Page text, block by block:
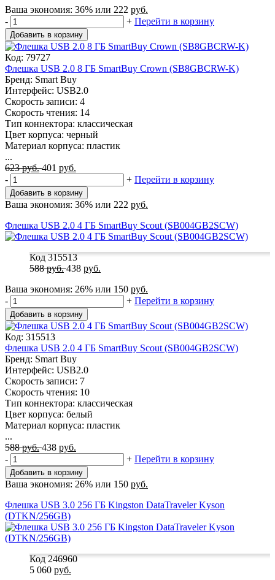
Ваша экономия: 36% или 222 руб.
-
+ Перейти в корзину
Добавить в корзину
Код: 79727
Флешка USB 2.0 8 ГБ SmartBuy Crown (SB8GBCRW-K)
Бренд: Smart Buy
Интерфейс: USB2.0
Скорость записи: 4
Скорость чтения: 14
Тип коннектора: классическая
Цвет корпуса: черный
Материал корпуса: пластик
...
623руб. 401 руб.
-
+ Перейти в корзину
Добавить в корзину
Ваша экономия: 36% или 222 руб.
Флешка USB 2.0 4 ГБ SmartBuy Scout (SB004GB2SCW)
Код 315513
588руб. 438 руб.
Ваша экономия: 26% или 150 руб.
-
+ Перейти в корзину
Добавить в корзину
Код: 315513
Флешка USB 2.0 4 ГБ SmartBuy Scout (SB004GB2SCW)
Бренд: Smart Buy
Интерфейс: USB2.0
Скорость записи: 7
Скорость чтения: 10
Тип коннектора: классическая
Цвет корпуса: белый
Материал корпуса: пластик
...
588руб. 438 руб.
-
+ Перейти в корзину
Добавить в корзину
Ваша экономия: 26% или 150 руб.
Флешка USB 3.0 256 ГБ Kingston DataTraveler Kyson
(DTKN/256GB)
Код 246960
5 060 руб.